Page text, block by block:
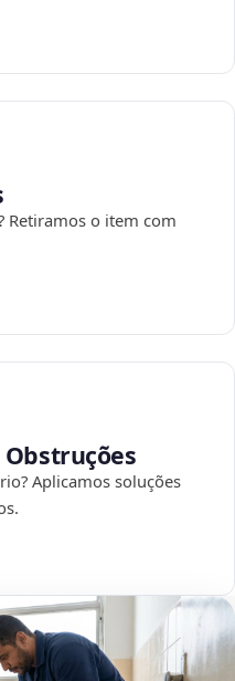
Retiramos o item com
Aplicamos soluções